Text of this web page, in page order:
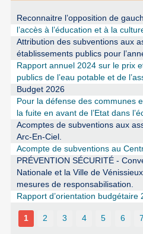
Reconnaitre l’opposition de
l’accès à l’éducation et à la
Attribution des subventions aux
établissements publics pour
Rapport annuel 2024 sur le prix
publics de l’eau potable et de
Budget 2026
Pour la défense des communes
la fuite en avant de l’Etat dans
Acomptes de subventions aux
Arc-En-Ciel.
Acompte de subventions au
PRÉVENTION SÉCURITÉ -
Nationale et la Ville de
mesures de responsabilisation.
Rapport d’orientation budgétaire
1 2 3 4 5 6 7